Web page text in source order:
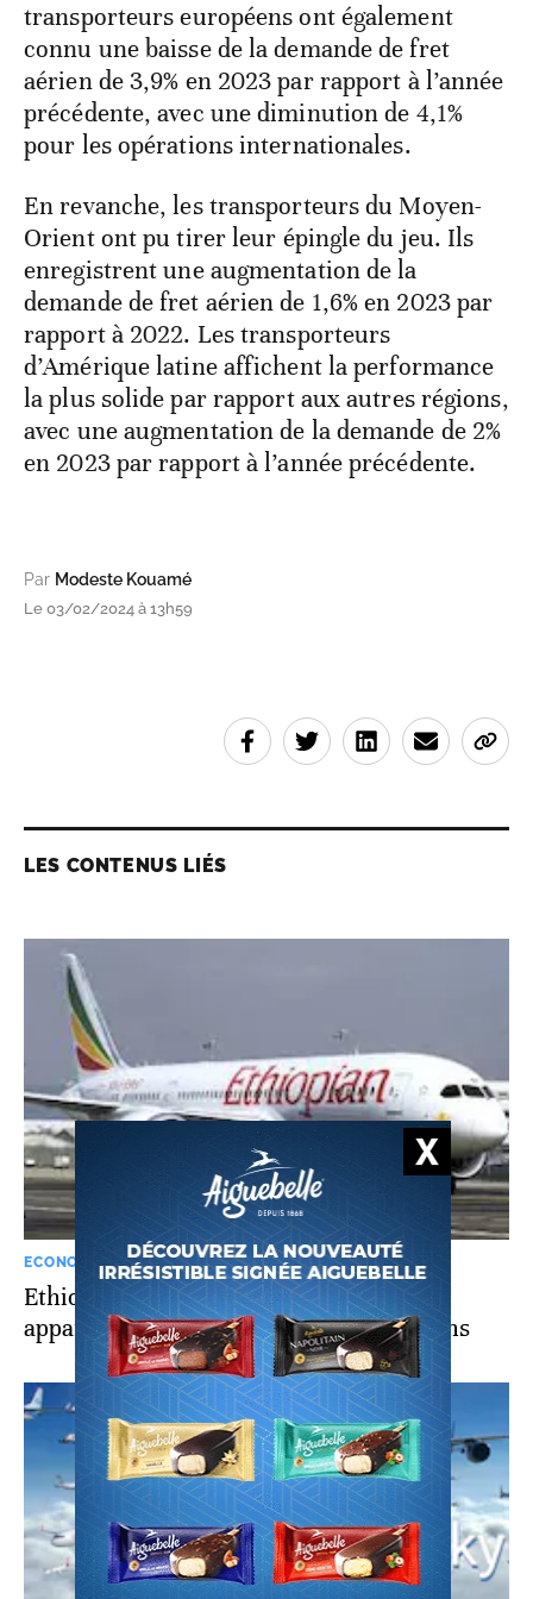
transporteurs européens ont également
connu une baisse de la demande de fret
aérien de 3,9% en 2023 par rapport à l’année
précédente, avec une diminution de 4,1%
pour les opérations internationales.
En revanche, les transporteurs du Moyen-
Orient ont pu tirer leur épingle du jeu. Ils
enregistrent une augmentation de la
demande de fret aérien de 1,6% en 2023 par
rapport à 2022. Les transporteurs
d’Amérique latine affichent la performance
la plus solide par rapport aux autres régions,
avec une augmentation de la demande de 2%
en 2023 par rapport à l’année précédente.
Par Modeste Kouamé
Le 03/02/2024 à 13h59
LES CONTENUS LIÉS
ECONOMIE
Ethiopian Airlines acquiert 5 nouveaux
appareils pour porter sa flotte à 150 avions